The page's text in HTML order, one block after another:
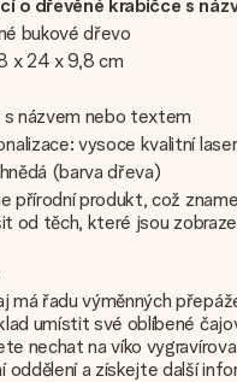
o dřevěné krabičce s
bukové dřevo
x 24 x 9,8 cm
s názvem nebo textem
vysoce kvalitní
(barva dřeva)
přírodní produkt, což
od těch, které jsou
má řadu výměnných
umístit své oblíbené
nechat na víko
oddělení a získejte další